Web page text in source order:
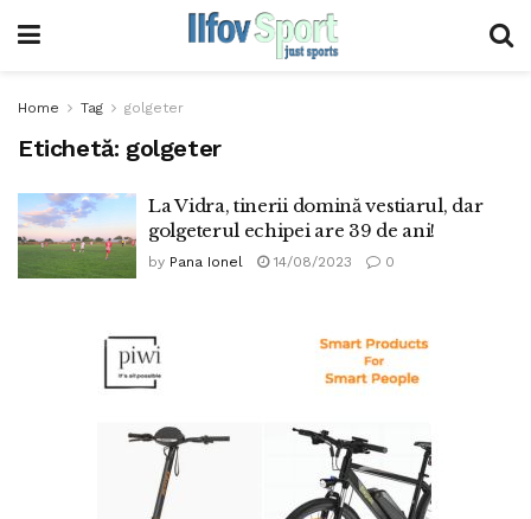
Home Tag golgeter
Etichetă: golgeter
La Vidra, tinerii domină vestiarul, dar
golgeterul echipei are 39 de ani!
by Pana Ionel 14/08/2023 0